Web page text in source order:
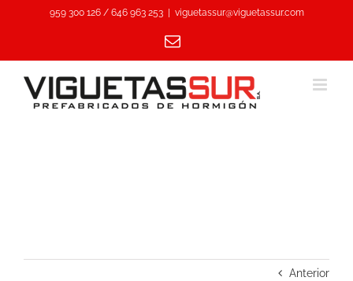
959 300 126 / 646 963 253 viguetassur@viguetassur.com
Correo
electrónico
Anterior